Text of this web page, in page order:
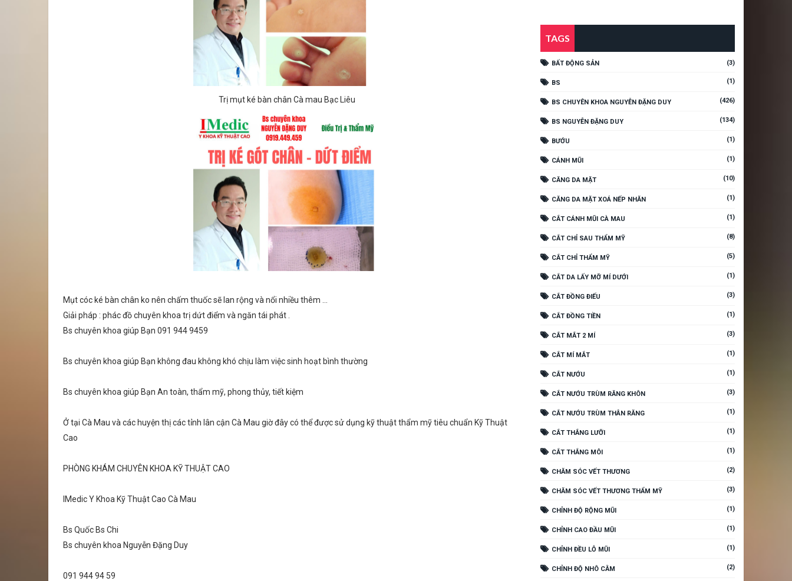
Trị mụt ké bàn chân Cà mau Bạc Liêu
Mụt cóc ké bàn chân ko nên chấm thuốc sẽ lan rộng và nổi nhiều thêm ...
Giải pháp : phác đồ chuyên khoa trị dứt điểm và ngăn tái phát .
Bs chuyên khoa giúp Bạn 091 944 9459
Bs chuyên khoa giúp Bạn không đau không khó chịu làm việc sinh hoạt bình thường
Bs chuyên khoa giúp Bạn An toàn, thẩm mỹ, phong thủy, tiết kiệm
Ở tại Cà Mau và các huyện thị các tỉnh lân cận Cà Mau giờ đây có thể được sử dụng kỹ thuật thẩm mỹ tiêu chuẩn Kỹ Thuật
Cao
PHÒNG KHÁM CHUYÊN KHOA KỸ THUẬT CAO
IMedic Y Khoa Kỹ Thuật Cao Cà Mau
Bs Quốc Bs Chi
Bs chuyên khoa Nguyễn Đặng Duy
091 944 94 59
TAGS
BẤT ĐỘNG SẢN (3)
BS (1)
BS CHUYÊN KHOA NGUYỄN ĐẶNG DUY (426)
BS NGUYỄN ĐẶNG DUY (134)
BƯỚU (1)
CÁNH MŨI (1)
CĂNG DA MẶT (10)
CĂNG DA MẶT XOÁ NẾP NHĂN (1)
CẮT CÁNH MŨI CÀ MAU (1)
CẮT CHỈ SAU THẨM MỸ (8)
CẮT CHỈ THẨM MỸ (5)
CẮT DA LẤY MỠ MÍ DƯỚI (1)
CẮT ĐỒNG ĐIẾU (3)
CẮT ĐỒNG TIỀN (1)
CẮT MẮT 2 MÍ (3)
CẮT MÍ MẮT (1)
CẮT NƯỚU (1)
CẮT NƯỚU TRÙM RĂNG KHÔN (3)
CẮT NƯỚU TRÙM THÂN RĂNG (1)
CẮT THẮNG LƯỠI (1)
CẮT THẮNG MÔI (1)
CHĂM SÓC VẾT THƯƠNG (2)
CHĂM SÓC VẾT THƯƠNG THẨM MỸ (3)
CHỈNH ĐỘ RỘNG MŨI (1)
CHỈNH CAO ĐẦU MŨI (1)
CHỈNH ĐỀU LỖ MŨI (1)
CHỈNH ĐỘ NHÔ CẰM (2)